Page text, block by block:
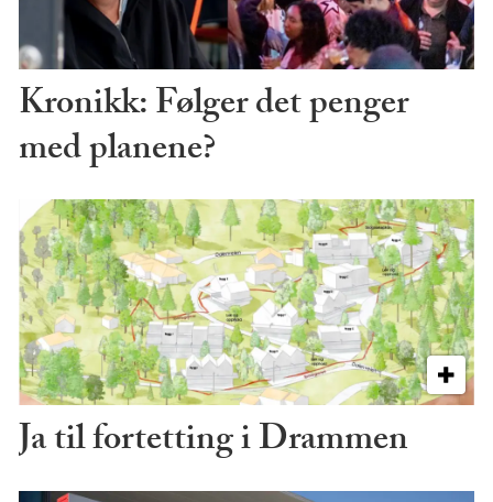
Kronikk: Følger det penger
med planene?
Ja til fortetting i Drammen